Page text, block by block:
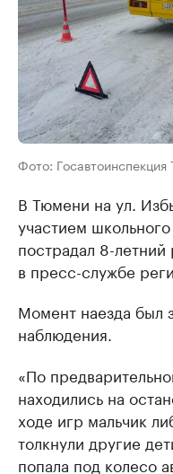
Фото: Госавтоинспекция
В Тюмени на ул.
участием
пострадал 8-
в пресс-службе
Момент наезда был
наблюдения.
«По
находились на
ходе игр мальчик
толкнули другие
попала под колесо